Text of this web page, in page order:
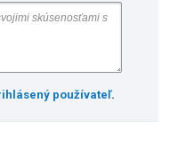
používateľ.